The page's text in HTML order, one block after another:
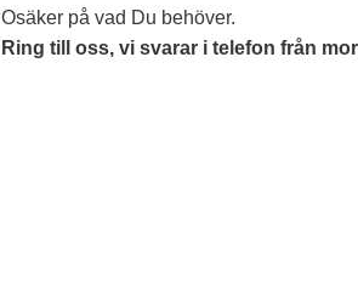
Osäker på vad Du behöver.
Ring till oss, vi svarar i telefon från